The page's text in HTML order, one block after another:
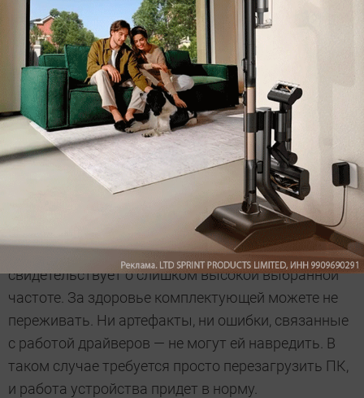
Furmark) минимум 10 минут. Таким образом вы
дадите видеокарте прогреться до максимальных
значений, и график температуры выровняется.
Кроме того, вы проверите графический процессор
на стабильность. Если вы увидите ошибку по типу
«графический драйвер перестал отвечать и был
остановлен», то стресс-тест можно прекращать.
Это говорит о том, что чип не держит выбранную
частоту, и ее требуется понижать. Также на экране
могут появиться артефакты (различные
искажения изображения). Это тоже
свидетельствует о слишком высокой выбранной
частоте. За здоровье комплектующей можете не
переживать. Ни артефакты, ни ошибки, связанные
с работой драйверов — не могут ей навредить. В
таком случае требуется просто перезагрузить ПК,
и работа устройства придет в норму.